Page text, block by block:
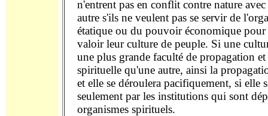
n'entrent pas en conflit contre nature
autre s'ils ne veulent pas se servir de
étatique ou du pouvoir économique
valoir leur culture de peuple. Si une
une plus grande faculté de propagation
spirituelle qu'une autre, ainsi la
et elle se déroulera pacifiquement, si elle
seulement par les institutions qui sont
organismes spirituels.